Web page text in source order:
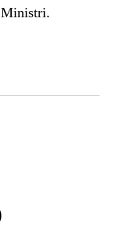
Ministri.